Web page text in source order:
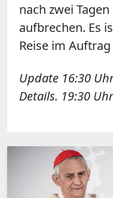
nach zwei
aufbrechen. Es
Reise im
Update 16:30
Details. 19:30